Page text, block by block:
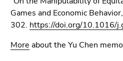
Zusatzinformationen
(Zugriffstaste
5)
Zu
den
Games and Economic
302. https://doi.org/10.1016/
More about the Yu Chen